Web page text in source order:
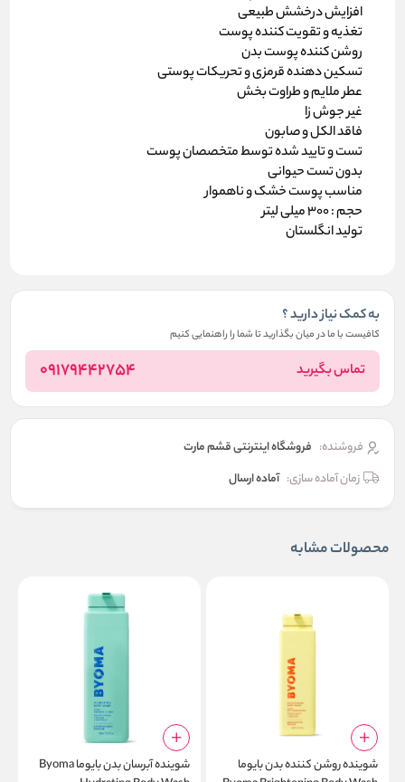
افزایش درخشش طبیعی
تغذیه و تقویت کننده پوست
روشن کننده پوست بدن
تسکین دهنده قرمزی و تحریکات پوستی
عطر ملایم و طراوت بخش
غیر جوش زا
فاقد الکل و صابون
تست و تایید شده توسط متخصصان پوست
بدون تست حیوانی
مناسب پوست خشک و ناهموار
حجم : 300 میلی لیتر
تولید انگلستان
به کمک نیاز دارید ؟
کافیست با ما در میان بگذارید تا شما را راهنمایی کنیم
تماس بگیرید 09179442754
فروشنده: فروشگاه اینترنتی قشم مارت
زمان آماده سازی: آماده ارسال
محصولات مشابه
شوینده روشن کننده بدن بایوما
شوینده آبرسان بدن بایوما Byoma